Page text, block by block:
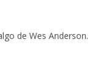
de Wes Anderson.